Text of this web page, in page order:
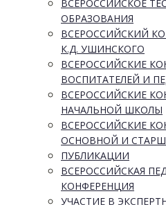
ВСЕРОССИЙСКОЕ
ОБРАЗОВАНИЯ
ВСЕРОССИЙСКИЙ
К.Д. УШИНСКОГО
ВСЕРОССИЙСКИЕ
ВОСПИТАТЕЛЕЙ И
ВСЕРОССИЙСКИЕ
НАЧАЛЬНОЙ ШКОЛЫ
ВСЕРОССИЙСКИЕ
ОСНОВНОЙ И
ПУБЛИКАЦИИ
ВСЕРОССИЙСКАЯ
КОНФЕРЕНЦИЯ
УЧАСТИЕ В